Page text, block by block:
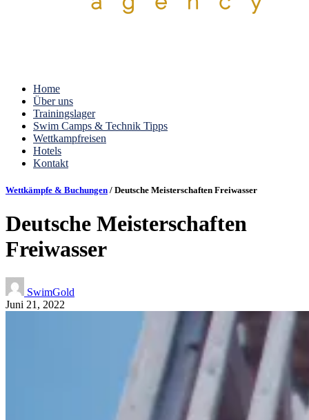
Home
Über uns
Trainingslager
Swim Camps & Technik Tipps
Wettkampfreisen
Hotels
Kontakt
Wettkämpfe & Buchungen / Deutsche Meisterschaften Freiwasser
Deutsche Meisterschaften
Freiwasser
SwimGold
Juni 21, 2022